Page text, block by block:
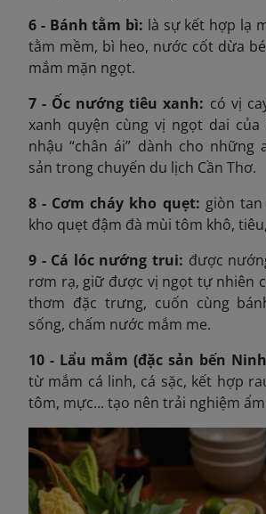
6 - Bánh tằm bì: là sự kết hợp lạ
tằm mềm, bì heo, nước cốt dừa
mắm mặn ngọt.
7 - Ốc nướng tiêu xanh: có vị
xanh quyện cùng vị ngọt dai
nhậu “chân ái” dành cho những
sản trong chuyến du lịch Cần Thơ.
8 - Cơm cháy kho quẹt: giòn
kho quẹt đậm đà mùi tôm khô,
9 - Cá lóc nướng trui: được
rơm rạ, giữ được vị ngọt tự nhiên
thơm đặc trưng, cuốn cùng
sống, chấm nước mắm me.
10 - Lẩu mắm (đặc sản bến
từ mắm cá linh, cá sặc, kết hợp
tôm, mực... tạo nên trải nghiệm